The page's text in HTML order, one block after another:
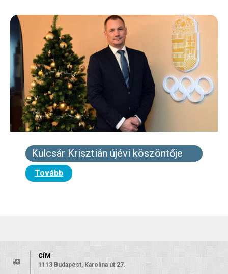
Kulcsár Krisztián újévi köszöntője
Tovább
CÍM
1113 Budapest, Karolina út 27.